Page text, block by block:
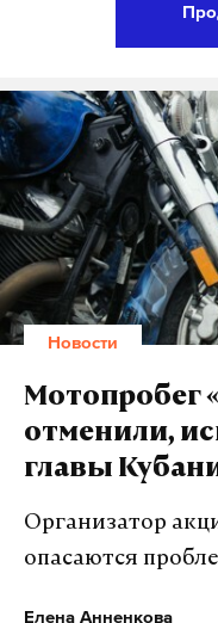
перспективе
потребителей, но
тот продукт,
который еще
может произойти к
прямо
— цитирует газета
национальной
Зуйкова. Кроме
занимающиеся
компенсировать
понести из-за
Подпишитесь
работает
Новости
Мотопробег
отменили,
главы
Организатор
опасаются
Елена Анненкова